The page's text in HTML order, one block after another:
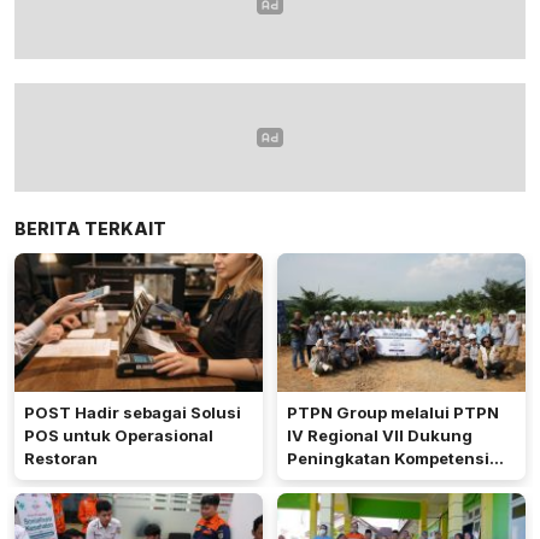
BERITA TERKAIT
POST Hadir sebagai Solusi
POS untuk Operasional
Restoran
PTPN Group melalui PTPN
IV Regional VII Dukung
Peningkatan Kompetensi
Aparatur Perkebunan Lewat
Pelatihan Avenza Maps di
Way Kanan